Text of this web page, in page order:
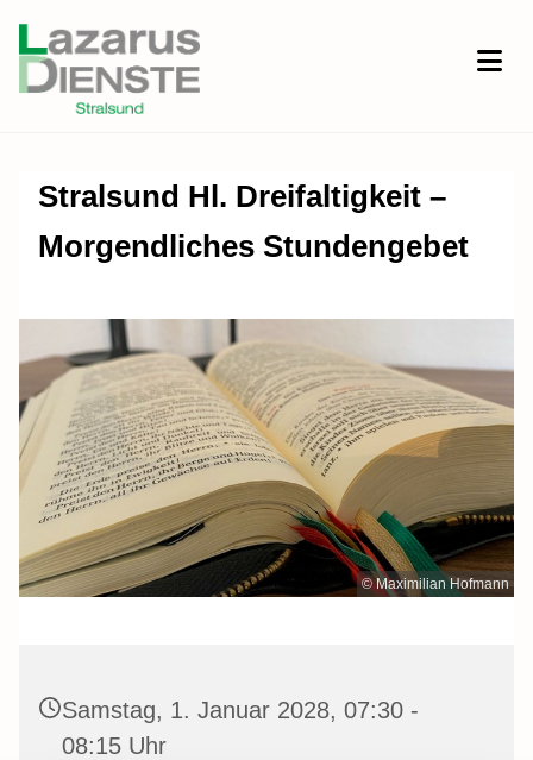
Stralsund Hl. Dreifaltigkeit –
Morgendliches Stundengebet
© Maximilian Hofmann
Samstag, 1. Januar 2028, 07:30 -
08:15 Uhr